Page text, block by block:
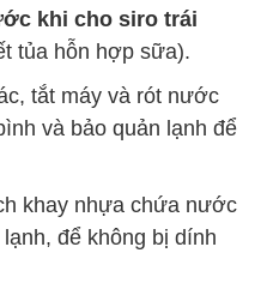
khi cho siro trái
tủa hỗn hợp sữa).
tắt máy và rót nước
và bảo quản lạnh để
khay nhựa chứa nước
để không bị dính